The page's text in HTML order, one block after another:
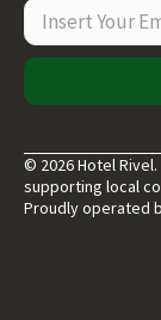
© 2026 Hotel
supporting local
Proudly operated